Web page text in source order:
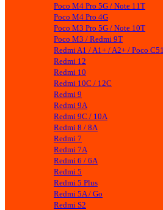
Poco M4 Pro 5G / Note 11T
Poco M4 Pro 4G
Poco M3 Pro 5G / Note 10T
Poco M3 / Redmi 9T
Redmi A1 / A1+ / A2+ / Poco C51
Redmi 12
Redmi 10
Redmi 10C / 12C
Redmi 9
Redmi 9A
Redmi 9C / 10A
Redmi 8 / 8A
Redmi 7
Redmi 7A
Redmi 6 / 6A
Redmi 5
Redmi 5 Plus
Redmi 5A / Go
Redmi S2